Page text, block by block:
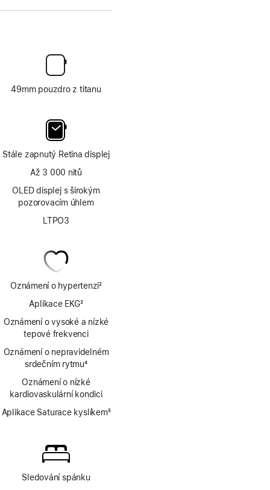
49mm pouzdro z titanu
Stále zapnutý Retina displej
Až 3 000 nitů
OLED displej s širokým
pozorovacím úhlem
LTPO3
Oznámení o hypertenzi2
Aplikace EKG
Poznámka
3
Oznámení o vysoké a nízké
tepové frekvenci
Oznámení o nepravidelném
srdečním rytmu
Poznámka
4
Oznámení o nízké
kardiovaskulární kondici
Aplikace Saturace kyslíkem5
Sledování spánku